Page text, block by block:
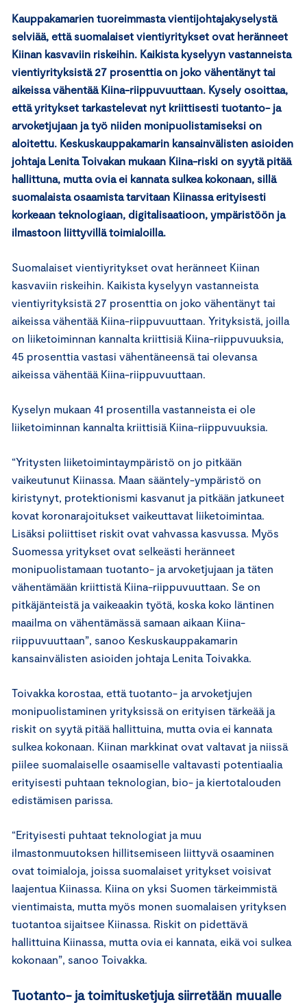
Kauppakamarien tuoreimmasta vientijohtajakyselystä
selviää, että suomalaiset vientiyritykset ovat heränneet
Kiinan kasvaviin riskeihin. Kaikista kyselyyn vastanneista
vientiyrityksistä 27 prosenttia on joko vähentänyt tai
aikeissa vähentää Kiina-riippuvuuttaan. Kysely osoittaa,
että yritykset tarkastelevat nyt kriittisesti tuotanto- ja
arvoketjujaan ja työ niiden monipuolistamiseksi on
aloitettu. Keskuskauppakamarin kansainvälisten asioiden
johtaja Lenita Toivakan mukaan Kiina-riski on syytä pitää
hallittuna, mutta ovia ei kannata sulkea kokonaan, sillä
suomalaista osaamista tarvitaan Kiinassa erityisesti
korkeaan teknologiaan, digitalisaatioon, ympäristöön ja
ilmastoon liittyvillä toimialoilla.
Suomalaiset vientiyritykset ovat heränneet Kiinan
kasvaviin riskeihin. Kaikista kyselyyn vastanneista
vientiyrityksistä 27 prosenttia on joko vähentänyt tai
aikeissa vähentää Kiina-riippuvuuttaan. Yrityksistä, joilla
on liiketoiminnan kannalta kriittisiä Kiina-riippuvuuksia,
45 prosenttia vastasi vähentäneensä tai olevansa
aikeissa vähentää Kiina-riippuvuuttaan.
Kyselyn mukaan 41 prosentilla vastanneista ei ole
liiketoiminnan kannalta kriittisiä Kiina-riippuvuuksia.
“Yritysten liiketoimintaympäristö on jo pitkään
vaikeutunut Kiinassa. Maan sääntely-ympäristö on
kiristynyt, protektionismi kasvanut ja pitkään jatkuneet
kovat koronarajoitukset vaikeuttavat liiketoimintaa.
Lisäksi poliittiset riskit ovat vahvassa kasvussa. Myös
Suomessa yritykset ovat selkeästi heränneet
monipuolistamaan tuotanto- ja arvoketjujaan ja täten
vähentämään kriittistä Kiina-riippuvuuttaan. Se on
pitkäjänteistä ja vaikeaakin työtä, koska koko läntinen
maailma on vähentämässä samaan aikaan Kiina-
riippuvuuttaan”, sanoo Keskuskauppakamarin
kansainvälisten asioiden johtaja Lenita Toivakka.
Toivakka korostaa, että tuotanto- ja arvoketjujen
monipuolistaminen yrityksissä on erityisen tärkeää ja
riskit on syytä pitää hallittuina, mutta ovia ei kannata
sulkea kokonaan. Kiinan markkinat ovat valtavat ja niissä
piilee suomalaiselle osaamiselle valtavasti potentiaalia
erityisesti puhtaan teknologian, bio- ja kiertotalouden
edistämisen parissa.
“Erityisesti puhtaat teknologiat ja muu
ilmastonmuutoksen hillitsemiseen liittyvä osaaminen
ovat toimialoja, joissa suomalaiset yritykset voisivat
laajentua Kiinassa. Kiina on yksi Suomen tärkeimmistä
vientimaista, mutta myös monen suomalaisen yrityksen
tuotantoa sijaitsee Kiinassa. Riskit on pidettävä
hallittuina Kiinassa, mutta ovia ei kannata, eikä voi sulkea
kokonaan”, sanoo Toivakka.
Tuotanto- ja toimitusketjuja siirretään muualle